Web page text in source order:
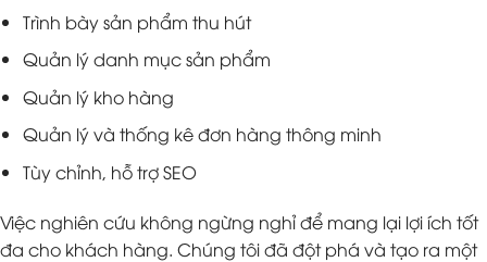
Trình bày sản phẩm thu hút
Quản lý danh mục sản phẩm
Quản lý kho hàng
Quản lý và thống kê đơn hàng thông minh
Tùy chỉnh, hỗ trợ SEO
Việc nghiên cứu không ngừng nghỉ để mang lại lợi ích tốt
đa cho khách hàng. Chúng tôi đã đột phá và tạo ra một